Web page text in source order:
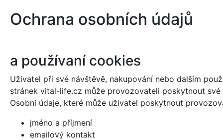
Ochrana osobních údajů
a používaní cookies
Uživatel při své návštěvě, nakupování nebo dalším
stránek vital-life.cz může provozovateli poskytnout své
Osobní údaje, které může uživatel poskytnout
jméno a příjmení
emailový kontakt